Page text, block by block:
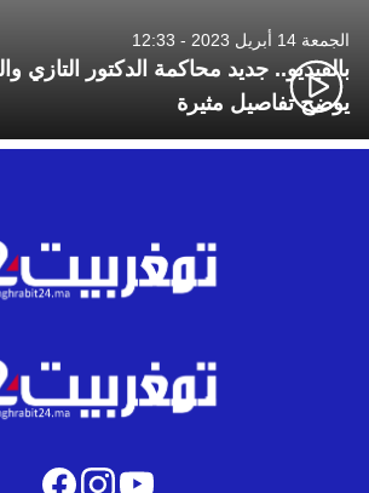
الجمعة 14 أبريل 2023 - 12:33
بالفيديو.. جديد محاكمة الدكتور التازي
يوضح تفاصيل مثيرة